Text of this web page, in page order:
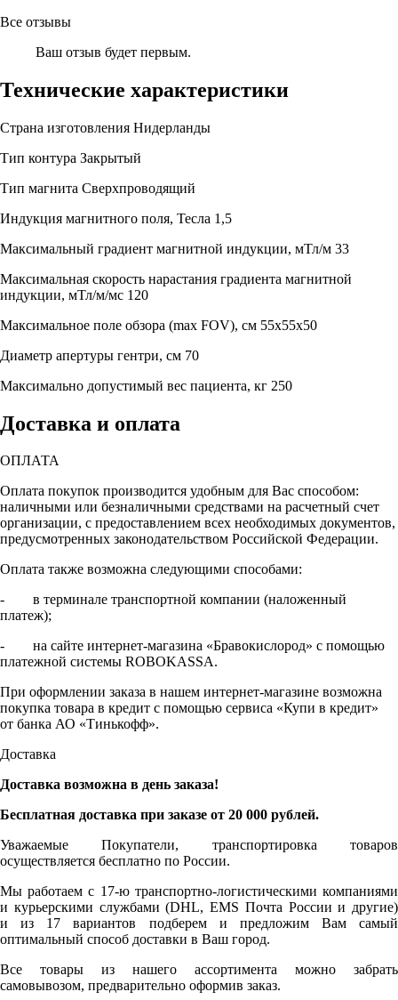
Все отзывы
Ваш отзыв будет первым.
Технические характеристики
Страна изготовления Нидерланды
Тип контура Закрытый
Тип магнита Сверхпроводящий
Индукция магнитного поля, Тесла 1,5
Максимальный градиент магнитной индукции, мТл/м 33
Максимальная скорость нарастания градиента магнитной
индукции, мТл/м/мс 120
Максимальное поле обзора (max FOV), см 55x55x50
Диаметр апертуры гентри, см 70
Максимально допустимый вес пациента, кг 250
Доставка и оплата
ОПЛАТА
Оплата покупок производится удобным для Вас способом:
наличными или безналичными средствами на расчетный счет
организации, с предоставлением всех необходимых документов,
предусмотренных законодательством Российской Федерации.
Оплата также возможна следующими способами:
- в терминале транспортной компании (наложенный
платеж);
- на сайте интернет-магазина «Бравокислород» с помощью
платежной системы ROBOKASSA.
При оформлении заказа в нашем интернет-магазине возможна
покупка товара в кредит с помощью сервиса «Купи в кредит»
от банка АО «Тинькофф».
Доставка
Доставка возможна в день заказа!
Бесплатная доставка при заказе от 20 000 рублей.
Уважаемые Покупатели, транспортировка товаров
осуществляется бесплатно по России.
Мы работаем с 17-ю транспортно-логистическими компаниями
и курьерскими службами (DHL, EMS Почта России и другие)
и из 17 вариантов подберем и предложим Вам самый
оптимальный способ доставки в Ваш город.
Все товары из нашего ассортимента можно забрать
самовывозом, предварительно оформив заказ.